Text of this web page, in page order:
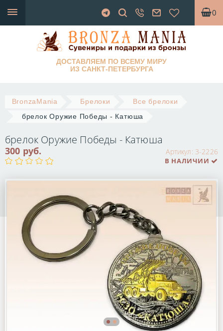
0
ДОСТАВЛЯЕМ ПО ВСЕМУ МИРУ
ИЗ САНКТ-ПЕТЕРБУРГА
BronzaMania Брелоки
Все брелоки
брелок Оружие Победы - Катюша
брелок Оружие Победы - Катюша
Артикул: 3-2226
300 руб.
В НАЛИЧИИ